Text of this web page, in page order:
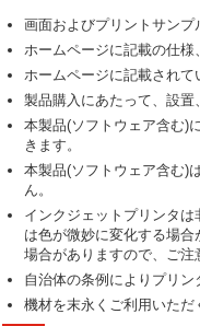
画面およびプリントサンプ
ホームページに記載の仕様
ホームページに記載されて
製品購入にあたって、設置
本製品(ソフトウェア含む)
きます。
本製品(ソフトウェア含む)
ん。
インクジェットプリンタ
は色が微妙に変化する場
場合がありますので、ご注
自治体の条例によりプリン
機材を末永くご利用いただ